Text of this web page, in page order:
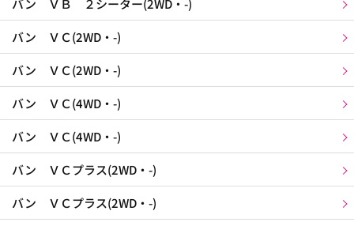
バン ＶＣ(2WD・-)
バン ＶＣ(2WD・-)
バン ＶＣ(4WD・-)
バン ＶＣ(4WD・-)
バン ＶＣプラス(2WD・-)
バン ＶＣプラス(2WD・-)